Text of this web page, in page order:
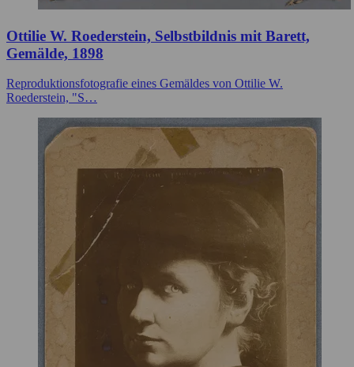
Ottilie W. Roederstein, Selbstbildnis mit Barett,
Gemälde, 1898
Reproduktionsfotografie eines Gemäldes von Ottilie W.
Roederstein, "S…